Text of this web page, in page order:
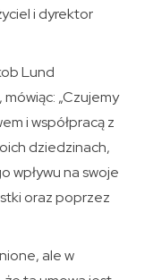
i dyrektor
Lund
mówiąc: „Czujemy
i współpracą z
dziedzinach,
wpływu na swoje
oraz poprzez
ale w